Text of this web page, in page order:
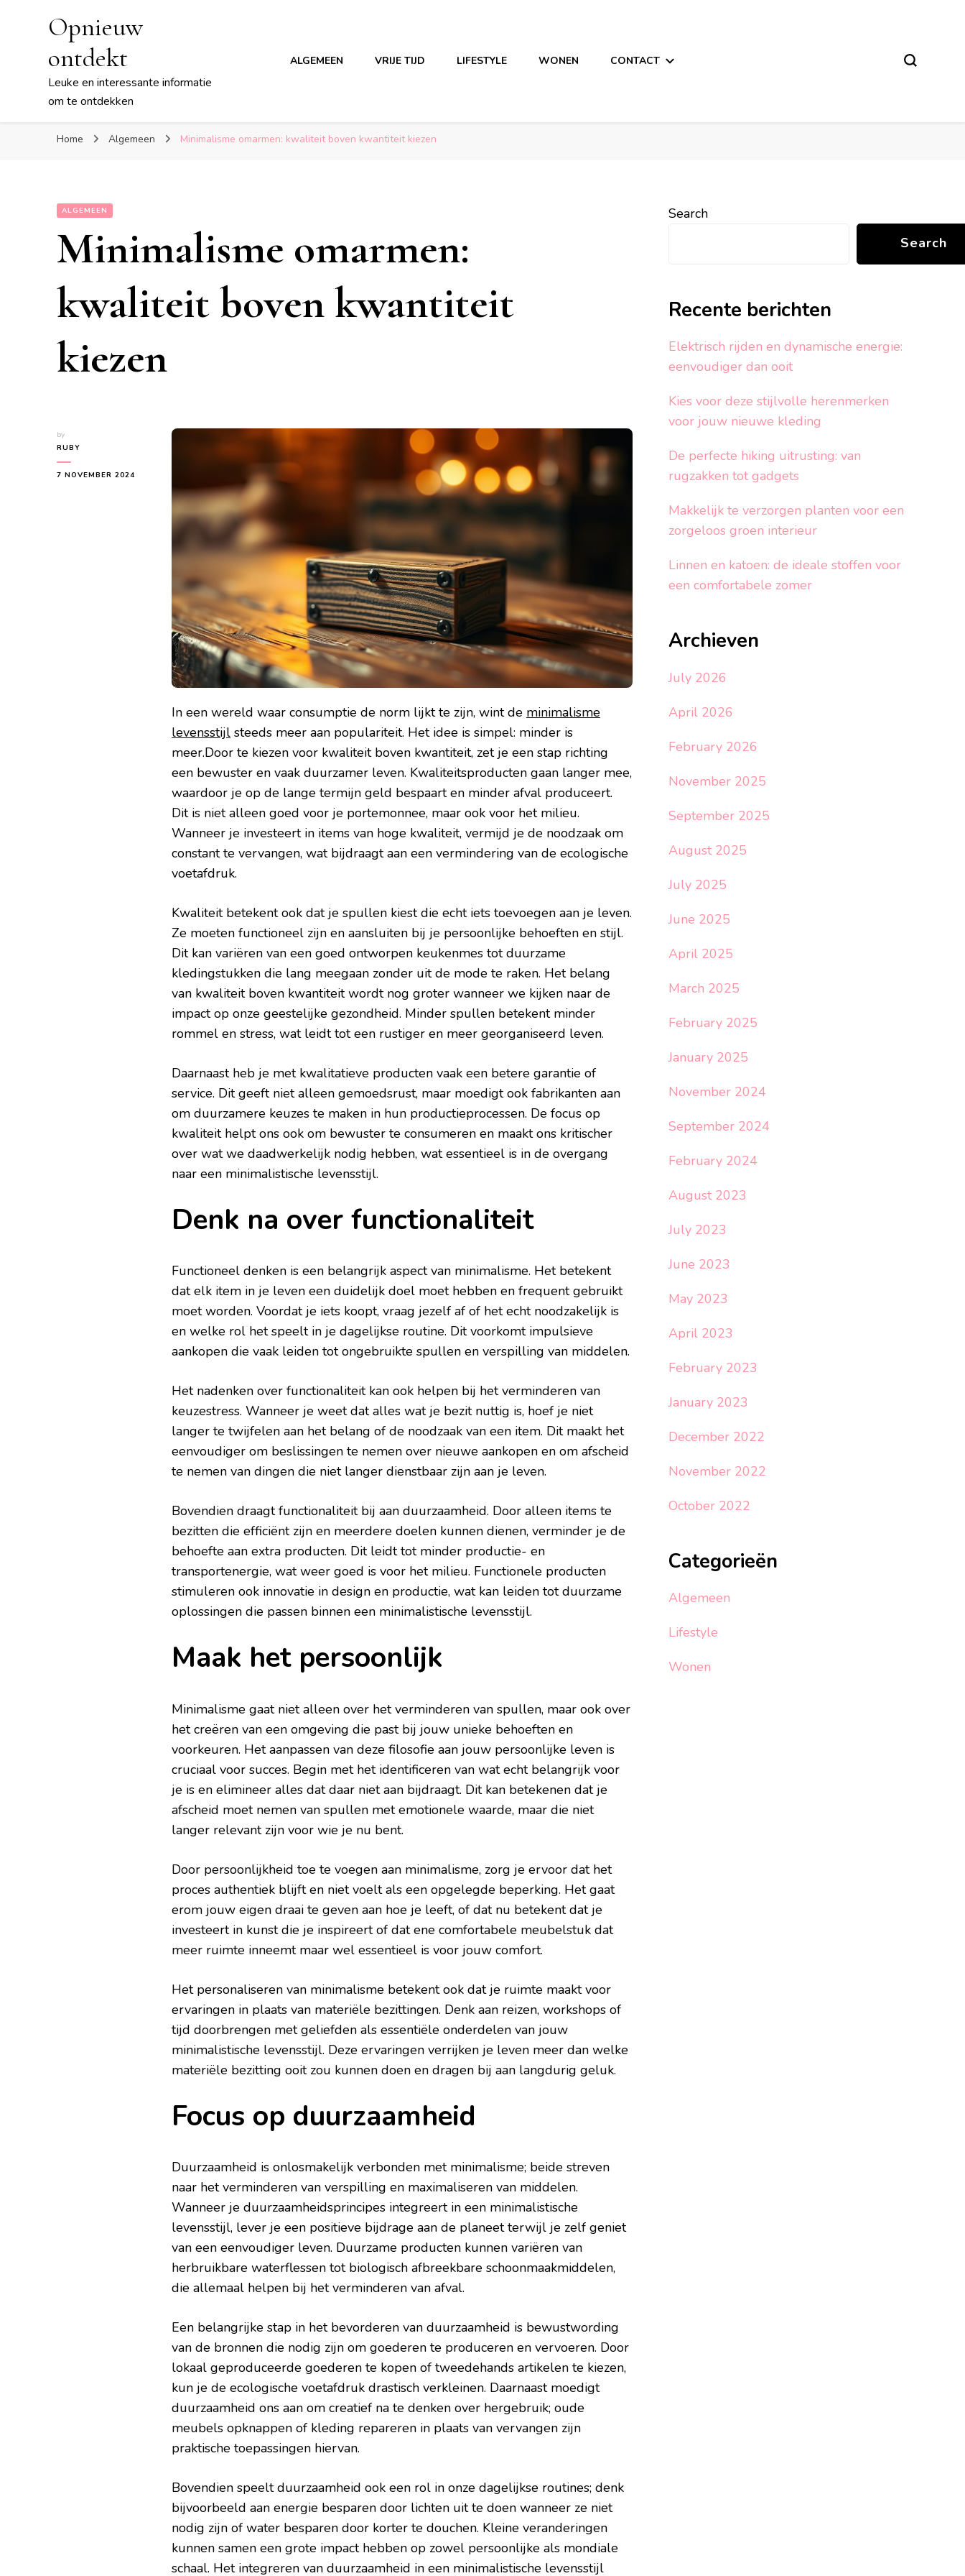
Opnieuw
ontdekt
Leuke en interessante informatie
om te ontdekken
ALGEMEEN VRIJE TIJD LIFESTYLE WONEN CONTACT
Home Algemeen Minimalisme omarmen: kwaliteit boven kwantiteit kiezen
ALGEMEEN
Minimalisme omarmen:
kwaliteit boven kwantiteit
kiezen
by
RUBY
7 NOVEMBER 2024
In een wereld waar consumptie de norm lijkt te zijn, wint de minimalisme
levensstijl steeds meer aan populariteit. Het idee is simpel: minder is
meer.Door te kiezen voor kwaliteit boven kwantiteit, zet je een stap richting
een bewuster en vaak duurzamer leven. Kwaliteitsproducten gaan langer mee,
waardoor je op de lange termijn geld bespaart en minder afval produceert.
Dit is niet alleen goed voor je portemonnee, maar ook voor het milieu.
Wanneer je investeert in items van hoge kwaliteit, vermijd je de noodzaak om
constant te vervangen, wat bijdraagt aan een vermindering van de ecologische
voetafdruk.
Kwaliteit betekent ook dat je spullen kiest die echt iets toevoegen aan je leven.
Ze moeten functioneel zijn en aansluiten bij je persoonlijke behoeften en stijl.
Dit kan variëren van een goed ontworpen keukenmes tot duurzame
kledingstukken die lang meegaan zonder uit de mode te raken. Het belang
van kwaliteit boven kwantiteit wordt nog groter wanneer we kijken naar de
impact op onze geestelijke gezondheid. Minder spullen betekent minder
rommel en stress, wat leidt tot een rustiger en meer georganiseerd leven.
Daarnaast heb je met kwalitatieve producten vaak een betere garantie of
service. Dit geeft niet alleen gemoedsrust, maar moedigt ook fabrikanten aan
om duurzamere keuzes te maken in hun productieprocessen. De focus op
kwaliteit helpt ons ook om bewuster te consumeren en maakt ons kritischer
over wat we daadwerkelijk nodig hebben, wat essentieel is in de overgang
naar een minimalistische levensstijl.
Denk na over functionaliteit
Functioneel denken is een belangrijk aspect van minimalisme. Het betekent
dat elk item in je leven een duidelijk doel moet hebben en frequent gebruikt
moet worden. Voordat je iets koopt, vraag jezelf af of het echt noodzakelijk is
en welke rol het speelt in je dagelijkse routine. Dit voorkomt impulsieve
aankopen die vaak leiden tot ongebruikte spullen en verspilling van middelen.
Het nadenken over functionaliteit kan ook helpen bij het verminderen van
keuzestress. Wanneer je weet dat alles wat je bezit nuttig is, hoef je niet
langer te twijfelen aan het belang of de noodzaak van een item. Dit maakt het
eenvoudiger om beslissingen te nemen over nieuwe aankopen en om afscheid
te nemen van dingen die niet langer dienstbaar zijn aan je leven.
Bovendien draagt functionaliteit bij aan duurzaamheid. Door alleen items te
bezitten die efficiënt zijn en meerdere doelen kunnen dienen, verminder je de
behoefte aan extra producten. Dit leidt tot minder productie- en
transportenergie, wat weer goed is voor het milieu. Functionele producten
stimuleren ook innovatie in design en productie, wat kan leiden tot duurzame
oplossingen die passen binnen een minimalistische levensstijl.
Maak het persoonlijk
Minimalisme gaat niet alleen over het verminderen van spullen, maar ook over
het creëren van een omgeving die past bij jouw unieke behoeften en
voorkeuren. Het aanpassen van deze filosofie aan jouw persoonlijke leven is
cruciaal voor succes. Begin met het identificeren van wat echt belangrijk voor
je is en elimineer alles dat daar niet aan bijdraagt. Dit kan betekenen dat je
afscheid moet nemen van spullen met emotionele waarde, maar die niet
langer relevant zijn voor wie je nu bent.
Door persoonlijkheid toe te voegen aan minimalisme, zorg je ervoor dat het
proces authentiek blijft en niet voelt als een opgelegde beperking. Het gaat
erom jouw eigen draai te geven aan hoe je leeft, of dat nu betekent dat je
investeert in kunst die je inspireert of dat ene comfortabele meubelstuk dat
meer ruimte inneemt maar wel essentieel is voor jouw comfort.
Het personaliseren van minimalisme betekent ook dat je ruimte maakt voor
ervaringen in plaats van materiële bezittingen. Denk aan reizen, workshops of
tijd doorbrengen met geliefden als essentiële onderdelen van jouw
minimalistische levensstijl. Deze ervaringen verrijken je leven meer dan welke
materiële bezitting ooit zou kunnen doen en dragen bij aan langdurig geluk.
Focus op duurzaamheid
Duurzaamheid is onlosmakelijk verbonden met minimalisme; beide streven
naar het verminderen van verspilling en maximaliseren van middelen.
Wanneer je duurzaamheidsprincipes integreert in een minimalistische
levensstijl, lever je een positieve bijdrage aan de planeet terwijl je zelf geniet
van een eenvoudiger leven. Duurzame producten kunnen variëren van
herbruikbare waterflessen tot biologisch afbreekbare schoonmaakmiddelen,
die allemaal helpen bij het verminderen van afval.
Een belangrijke stap in het bevorderen van duurzaamheid is bewustwording
van de bronnen die nodig zijn om goederen te produceren en vervoeren. Door
lokaal geproduceerde goederen te kopen of tweedehands artikelen te kiezen,
kun je de ecologische voetafdruk drastisch verkleinen. Daarnaast moedigt
duurzaamheid ons aan om creatief na te denken over hergebruik; oude
meubels opknappen of kleding repareren in plaats van vervangen zijn
praktische toepassingen hiervan.
Bovendien speelt duurzaamheid ook een rol in onze dagelijkse routines; denk
bijvoorbeeld aan energie besparen door lichten uit te doen wanneer ze niet
nodig zijn of water besparen door korter te douchen. Kleine veranderingen
kunnen samen een grote impact hebben op zowel persoonlijke als mondiale
schaal. Het integreren van duurzaamheid in een minimalistische levensstijl
Search
Search
Recente berichten
Elektrisch rijden en dynamische energie:
eenvoudiger dan ooit
Kies voor deze stijlvolle herenmerken
voor jouw nieuwe kleding
De perfecte hiking uitrusting: van
rugzakken tot gadgets
Makkelijk te verzorgen planten voor een
zorgeloos groen interieur
Linnen en katoen: de ideale stoffen voor
een comfortabele zomer
Archieven
July 2026
April 2026
February 2026
November 2025
September 2025
August 2025
July 2025
June 2025
April 2025
March 2025
February 2025
January 2025
November 2024
September 2024
February 2024
August 2023
July 2023
June 2023
May 2023
April 2023
February 2023
January 2023
December 2022
November 2022
October 2022
Categorieën
Algemeen
Lifestyle
Wonen